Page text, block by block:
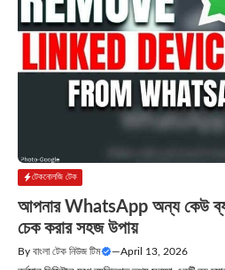
টেকনোলজি টেক
আপনার WhatsApp অন্য কেউ
চেক করার সহজ উপায়
By বাংলা টেক নিউজ টিম —April 13, 2026